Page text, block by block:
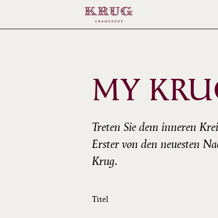
MY
Treten Sie dem inneren
Erster von den neuesten
Krug.
Titel